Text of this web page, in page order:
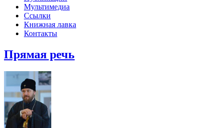
Мультимедиа
Ссылки
Книжная лавка
Контакты
Прямая речь